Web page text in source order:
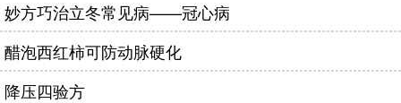
妙方巧治立冬常见病——冠心病
醋泡西红柿可防动脉硬化
降压四验方